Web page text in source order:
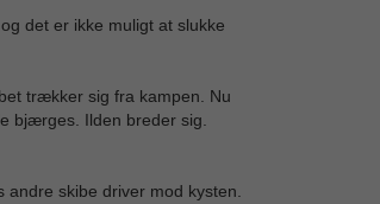
det er ikke muligt at slukke
trækker sig fra kampen. Nu
bjærges. Ilden breder sig.
skibe driver mod kysten.